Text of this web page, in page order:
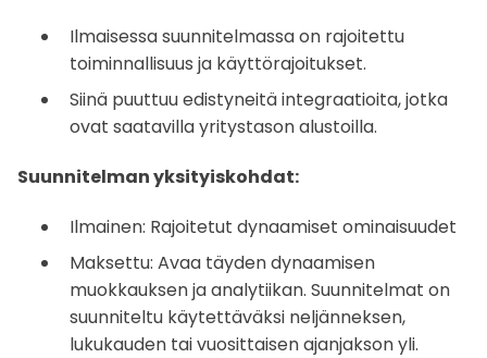
Ilmaisessa suunnitelmassa on rajoitettu
toiminnallisuus ja käyttörajoitukset.
Siinä puuttuu edistyneitä integraatioita, jotka
ovat saatavilla yritystason alustoilla.
Suunnitelman yksityiskohdat:
Ilmainen: Rajoitetut dynaamiset ominaisuudet
Maksettu: Avaa täyden dynaamisen
muokkauksen ja analytiikan. Suunnitelmat on
suunniteltu käytettäväksi neljänneksen,
lukukauden tai vuosittaisen ajanjakson yli.